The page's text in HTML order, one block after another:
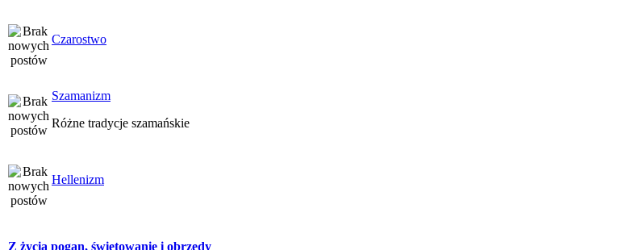
Czarostwo
Szamanizm
Różne tradycje szamańskie
Hellenizm
Z życia pogan, świętowanie i obrzędy